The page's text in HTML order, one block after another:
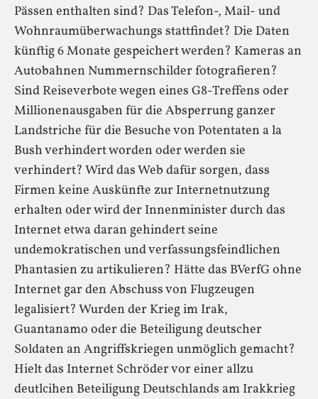
Pässen enthalten sind? Das Telefon-, Mail- und
Wohnraumüberwachungs stattfindet? Die Daten
künftig 6 Monate gespeichert werden? Kameras an
Autobahnen Nummernschilder fotografieren?
Sind Reiseverbote wegen eines G8-Treffens oder
Millionenausgaben für die Absperrung ganzer
Landstriche für die Besuche von Potentaten a la
Bush verhindert worden oder werden sie
verhindert? Wird das Web dafür sorgen, dass
Firmen keine Auskünfte zur Internetnutzung
erhalten oder wird der Innenminister durch das
Internet etwa daran gehindert seine
undemokratischen und verfassungsfeindlichen
Phantasien zu artikulieren? Hätte das BVerfG ohne
Internet gar den Abschuss von Flugzeugen
legalisiert? Wurden der Krieg im Irak,
Guantanamo oder die Beteiligung deutscher
Soldaten an Angriffskriegen unmöglich gemacht?
Hielt das Internet Schröder vor einer allzu
deutlcihen Beteiligung Deutschlands am Irakkrieg